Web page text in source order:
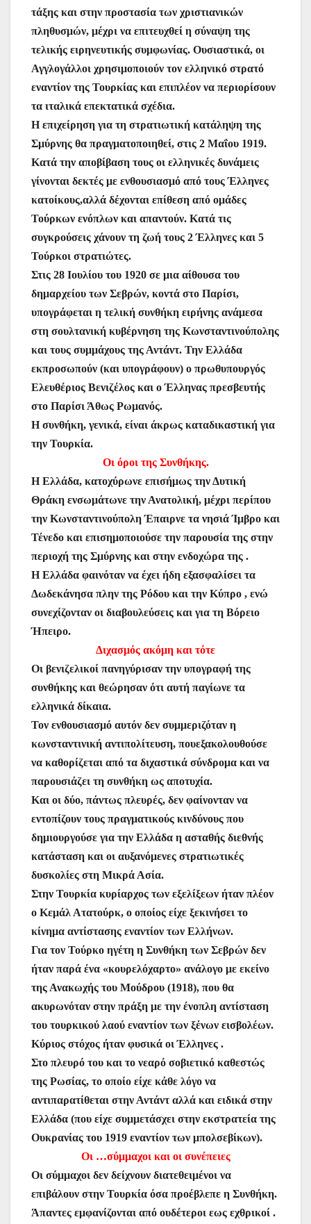
τάξης και στην προστασία των χριστιανικών
πληθυσμών, μέχρι να επιτευχθεί η σύναψη της
τελικής ειρηνευτικής συμφωνίας. Ουσιαστικά, οι
Αγγλογάλλοι χρησιμοποιούν τον ελληνικό στρατό
εναντίον της Τουρκίας και επιπλέον να περιορίσουν
τα ιταλικά επεκτατικά σχέδια.
Η επιχείρηση για τη στρατιωτική κατάληψη της
Σμύρνης θα πραγματοποιηθεί, στις 2 Μαΐου 1919.
Κατά την αποβίβαση τους οι ελληνικές δυνάμεις
γίνονται δεκτές με ενθουσιασμό από τους Έλληνες
κατοίκους,αλλά δέχονται επίθεση από ομάδες
Τούρκων ενόπλων και απαντούν. Κατά τις
συγκρούσεις χάνουν τη ζωή τους 2 Έλληνες και 5
Τούρκοι στρατιώτες.
Στις 28 Ιουλίου του 1920 σε μια αίθουσα του
δημαρχείου των Σεβρών, κοντά στο Παρίσι,
υπογράφεται η τελική συνθήκη ειρήνης ανάμεσα
στη σουλτανική κυβέρνηση της Κωνσταντινούπολης
και τους συμμάχους της Αντάντ. Την Ελλάδα
εκπροσωπούν (και υπογράφουν) ο πρωθυπουργός
Ελευθέριος Βενιζέλος και ο Έλληνας πρεσβευτής
στο Παρίσι Άθως Ρωμανός.
Η συνθήκη, γενικά, είναι άκρως καταδικαστική για
την Τουρκία.
Οι όροι της Συνθήκης.
Η Ελλάδα, κατοχύρωνε επισήμως την Δυτική
Θράκη ενσωμάτωνε την Ανατολική, μέχρι περίπου
την Κωνσταντινούπολη Έπαιρνε τα νησιά Ίμβρο και
Τένεδο και επισημοποιούσε την παρουσία της στην
περιοχή της Σμύρνης και στην ενδοχώρα της .
Η Ελλάδα φαινόταν να έχει ήδη εξασφαλίσει τα
Δωδεκάνησα πλην της Ρόδου και την Κύπρο , ενώ
συνεχίζονταν οι διαβουλεύσεις και για τη Βόρειο
Ήπειρο.
Διχασμός ακόμη και τότε
Οι βενιζελικοί πανηγύρισαν την υπογραφή της
συνθήκης και θεώρησαν ότι αυτή παγίωνε τα
ελληνικά δίκαια.
Τον ενθουσιασμό αυτόν δεν συμμεριζόταν η
κωνσταντινική αντιπολίτευση, πουεξακολουθούσε
να καθορίζεται από τα διχαστικά σύνδρομα και να
παρουσιάζει τη συνθήκη ως αποτυχία.
Και οι δύο, πάντως πλευρές, δεν φαίνονταν να
εντοπίζουν τους πραγματικούς κινδύνους που
δημιουργούσε για την Ελλάδα η ασταθής διεθνής
κατάσταση και οι αυξανόμενες στρατιωτικές
δυσκολίες στη Μικρά Ασία.
Στην Τουρκία κυρίαρχος των εξελίξεων ήταν πλέον
ο Κεμάλ Ατατούρκ, ο οποίος είχε ξεκινήσει το
κίνημα αντίστασης εναντίον των Ελλήνων.
Για τον Τούρκο ηγέτη η Συνθήκη των Σεβρών δεν
ήταν παρά ένα «κουρελόχαρτο» ανάλογο με εκείνο
της Ανακωχής του Μούδρου (1918), που θα
ακυρωνόταν στην πράξη με την ένοπλη αντίσταση
του τουρκικού λαού εναντίον των ξένων εισβολέων.
Κύριος στόχος ήταν φυσικά οι Έλληνες .
Στο πλευρό του και το νεαρό σοβιετικό καθεστώς
της Ρωσίας, το οποίο είχε κάθε λόγο να
αντιπαρατίθεται στην Αντάντ αλλά και ειδικά στην
Ελλάδα (που είχε συμμετάσχει στην εκστρατεία της
Ουκρανίας του 1919 εναντίον των μπολσεβίκων).
Οι …σύμμαχοι και οι συνέπειες
Οι σύμμαχοι δεν δείχνουν διατεθειμένοι να
επιβάλουν στην Τουρκία όσα προέβλεπε η Συνθήκη.
Άπαντες εμφανίζονται από ουδέτεροι εως εχθρικοί .